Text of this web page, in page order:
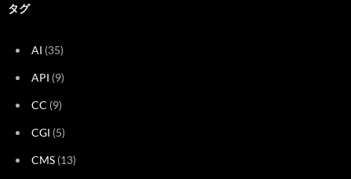
タグ
AI (35)
API (9)
CC (9)
CGI (5)
CMS (13)